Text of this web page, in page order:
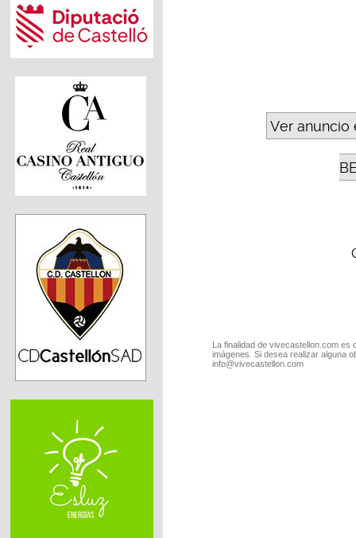
Ver anuncio
La finalidad de vivecastellon.com
imágenes. Si desea realizar alguna
info@vivecastellon.com